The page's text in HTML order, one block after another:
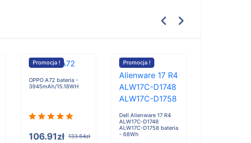
Promocja !
OPPO A72 bateria -
3945mAh/15.18WH
106.91zł 133.64zł
Promocja !
Dell Alienware 17 R4
ALW17C-D1748
ALW17C-D1758 bateria
- 68Wh